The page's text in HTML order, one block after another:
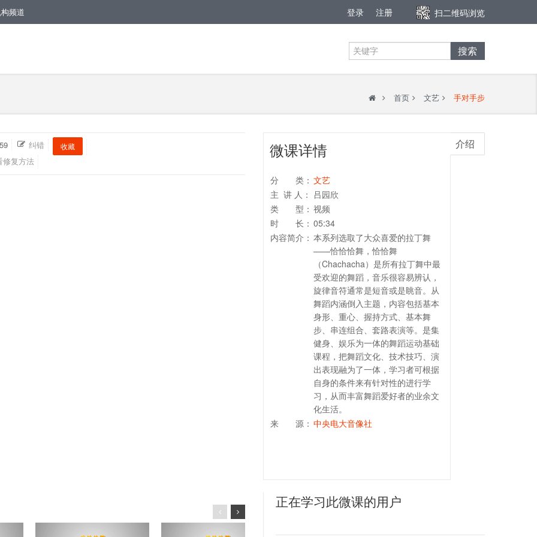
扫二维码浏览
登录 注册
频道
搜索
首页 文艺 手对手步
纠错 收藏
修复方法
介绍
微课详情
分 类： 文艺
主 讲 人： 吕园欣
类 型： 视频
时 长： 05:34
内容简介： 本系列选取了大众喜爱的拉丁舞
——恰恰恰舞，恰恰舞
（Chachacha）是所有拉丁舞中最
受欢迎的舞蹈，音乐很容易辨认，
旋律音符通常是短音或是眺音。从
舞蹈内涵倒入主题，内容包括基本
身形、重心、握持方式、基本舞
步、串连组合、套路表演等。是集
健身、娱乐为一体的舞蹈运动基础
课程，把舞蹈文化、技术技巧、演
出表现融为了一体，学习者可根据
自身的条件来有针对性的进行学
习，从而丰富舞蹈爱好者的业余文
化生活。
来 源： 中央电大音像社
正在学习此微课的用户